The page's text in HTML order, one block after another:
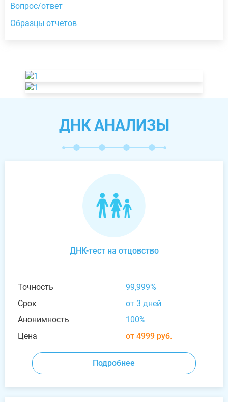
Вопрос/ответ
Образцы отчетов
ДНК АНАЛИЗЫ
ДНК-тест на отцовство
Точность
99,999%
Срок
от 3 дней
Анонимность
100%
Цена
от 4999 руб.
Подробнее